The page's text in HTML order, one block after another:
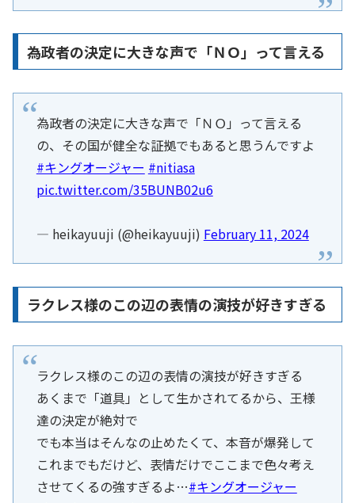
為政者の決定に大きな声で「ＮＯ」って言える
為政者の決定に大きな声で「ＮＯ」って言える
の、その国が健全な証拠でもあると思うんですよ
#キングオージャー #nitiasa
pic.twitter.com/35BUNB02u6
— heikayuuji (@heikayuuji) February 11, 2024
ラクレス様のこの辺の表情の演技が好きすぎる
ラクレス様のこの辺の表情の演技が好きすぎる
あくまで「道具」として生かされてるから、王様
達の決定が絶対で
でも本当はそんなの止めたくて、本音が爆発して
これまでもだけど、表情だけでここまで色々考え
させてくるの強すぎるよ…#キングオージャー